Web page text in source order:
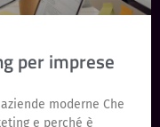
per imprese
moderne Che
e perché è